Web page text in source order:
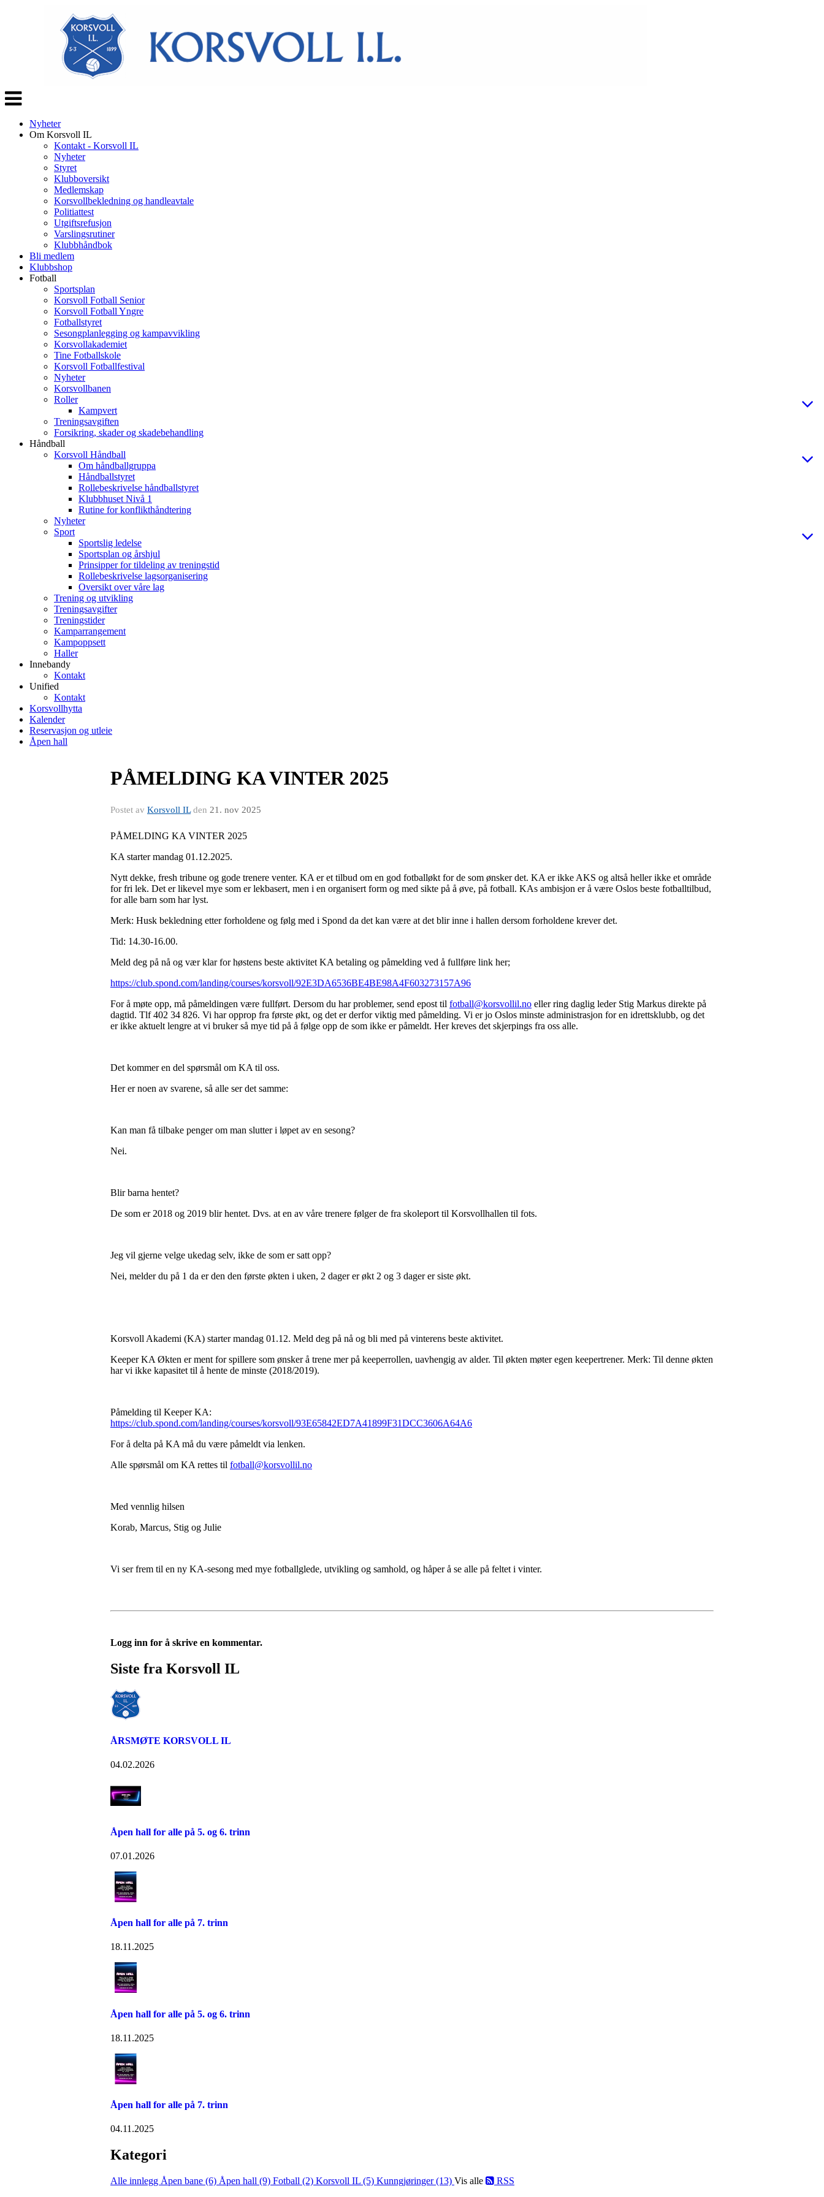
Veksle
navigasjon
Nyheter
Om Korsvoll IL
Kontakt - Korsvoll IL
Nyheter
Styret
Klubboversikt
Medlemskap
Korsvollbekledning og handleavtale
Politiattest
Utgiftsrefusjon
Varslingsrutiner
Klubbhåndbok
Bli medlem
Klubbshop
Fotball
Sportsplan
Korsvoll Fotball Senior
Korsvoll Fotball Yngre
Fotballstyret
Sesongplanlegging og kampavvikling
Korsvollakademiet
Tine Fotballskole
Korsvoll Fotballfestival
Nyheter
Korsvollbanen
Roller
Kampvert
Treningsavgiften
Forsikring, skader og skadebehandling
Håndball
Korsvoll Håndball
Om håndballgruppa
Håndballstyret
Rollebeskrivelse håndballstyret
Klubbhuset Nivå 1
Rutine for konflikthåndtering
Nyheter
Sport
Sportslig ledelse
Sportsplan og årshjul
Prinsipper for tildeling av treningstid
Rollebeskrivelse lagsorganisering
Oversikt over våre lag
Trening og utvikling
Treningsavgifter
Treningstider
Kamparrangement
Kampoppsett
Haller
Innebandy
Kontakt
Unified
Kontakt
Korsvollhytta
Kalender
Reservasjon og utleie
Åpen hall
PÅMELDING KA VINTER 2025
Postet av Korsvoll ILden 21. nov 2025
PÅMELDING KA VINTER 2025
KA starter mandag 01.12.2025.
Nytt dekke, fresh tribune og gode trenere venter. KA er et tilbud om en god fotballøkt for de som ønsker det. KA er ikke AKS og altså heller ikke et område
for fri lek. Det er likevel mye som er lekbasert, men i en organisert form og med sikte på å øve, på fotball. KAs ambisjon er å være Oslos beste fotballtilbud,
for alle barn som har lyst.
Merk: Husk bekledning etter forholdene og følg med i Spond da det kan være at det blir inne i hallen dersom forholdene krever det.
Tid: 14.30-16.00.
Meld deg på nå og vær klar for høstens beste aktivitet KA betaling og påmelding ved å fullføre link her;
https://club.spond.com/landing/courses/korsvoll/92E3DA6536BE4BE98A4F603273157A96
For å møte opp, må påmeldingen være fullført. Dersom du har problemer, send epost til fotball@korsvollil.no eller ring daglig leder Stig Markus direkte på
dagtid. Tlf 402 34 826. Vi har opprop fra første økt, og det er derfor viktig med påmelding. Vi er jo Oslos minste administrasjon for en idrettsklubb, og det
er ikke aktuelt lengre at vi bruker så mye tid på å følge opp de som ikke er påmeldt. Her kreves det skjerpings fra oss alle.
Det kommer en del spørsmål om KA til oss.
Her er noen av svarene, så alle ser det samme:
Kan man få tilbake penger om man slutter i løpet av en sesong?
Nei.
Blir barna hentet?
De som er 2018 og 2019 blir hentet. Dvs. at en av våre trenere følger de fra skoleport til Korsvollhallen til fots.
Jeg vil gjerne velge ukedag selv, ikke de som er satt opp?
Nei, melder du på 1 da er den den første økten i uken, 2 dager er økt 2 og 3 dager er siste økt.
Korsvoll Akademi (KA) starter mandag 01.12. Meld deg på nå og bli med på vinterens beste aktivitet.
Keeper KA Økten er ment for spillere som ønsker å trene mer på keeperrollen, uavhengig av alder. Til økten møter egen keepertrener. Merk: Til denne økten
har vi ikke kapasitet til å hente de minste (2018/2019).
Påmelding til Keeper KA:
https://club.spond.com/landing/courses/korsvoll/93E65842ED7A41899F31DCC3606A64A6
For å delta på KA må du være påmeldt via lenken.
Alle spørsmål om KA rettes til fotball@korsvollil.no
Med vennlig hilsen
Korab, Marcus, Stig og Julie
Vi ser frem til en ny KA-sesong med mye fotballglede, utvikling og samhold, og håper å se alle på feltet i vinter.
Logg inn for å skrive en kommentar.
Siste fra Korsvoll IL
ÅRSMØTE KORSVOLL IL
04.02.2026
Åpen hall for alle på 5. og 6. trinn
07.01.2026
Åpen hall for alle på 7. trinn
18.11.2025
Åpen hall for alle på 5. og 6. trinn
18.11.2025
Åpen hall for alle på 7. trinn
04.11.2025
Kategori
Alle innlegg Åpen bane (6) Åpen hall (9) Fotball (2) Korsvoll IL (5) Kunngjøringer (13) Vis alle RSS